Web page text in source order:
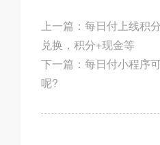
上一篇： 每日付上线积
兑换，积分+现金等
下一篇： 每日付小程序
呢?